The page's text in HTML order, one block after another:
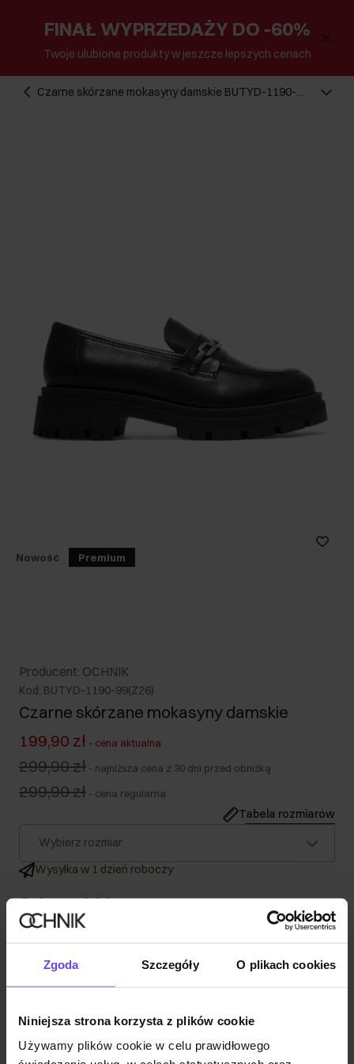
Zgoda Szczegóły O plikach cookies
Niniejsza strona korzysta z plików cookie
Używamy plików cookie w celu prawidłowego
FINAŁ WYPRZEDAŻY DO -60%
Twoje ulubione produkty w jeszcze lepszych cenach
Czarne skórzane mokasyny damskie BUTYD-1190-
Nowość Premium
Producent: OCHNIK
Kod: BUTYD-1190-99(Z26)
Czarne skórzane mokasyny damskie
199,90 zł - cena aktualna
299,90 zł - najniższa cena z 30 dni przed obniżką
299,90 zł - cena regularna
Tabela rozmiarów
Wybierz rozmiar
Wysyłka w 1 dzień roboczy
Opis produktu
Opinie